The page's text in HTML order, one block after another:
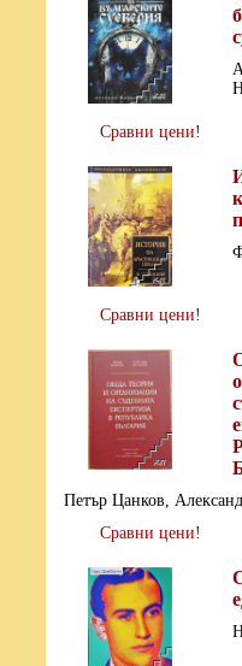
Сравни цени!
Сравни цени!
Петър Цанков,
Сравни цени!